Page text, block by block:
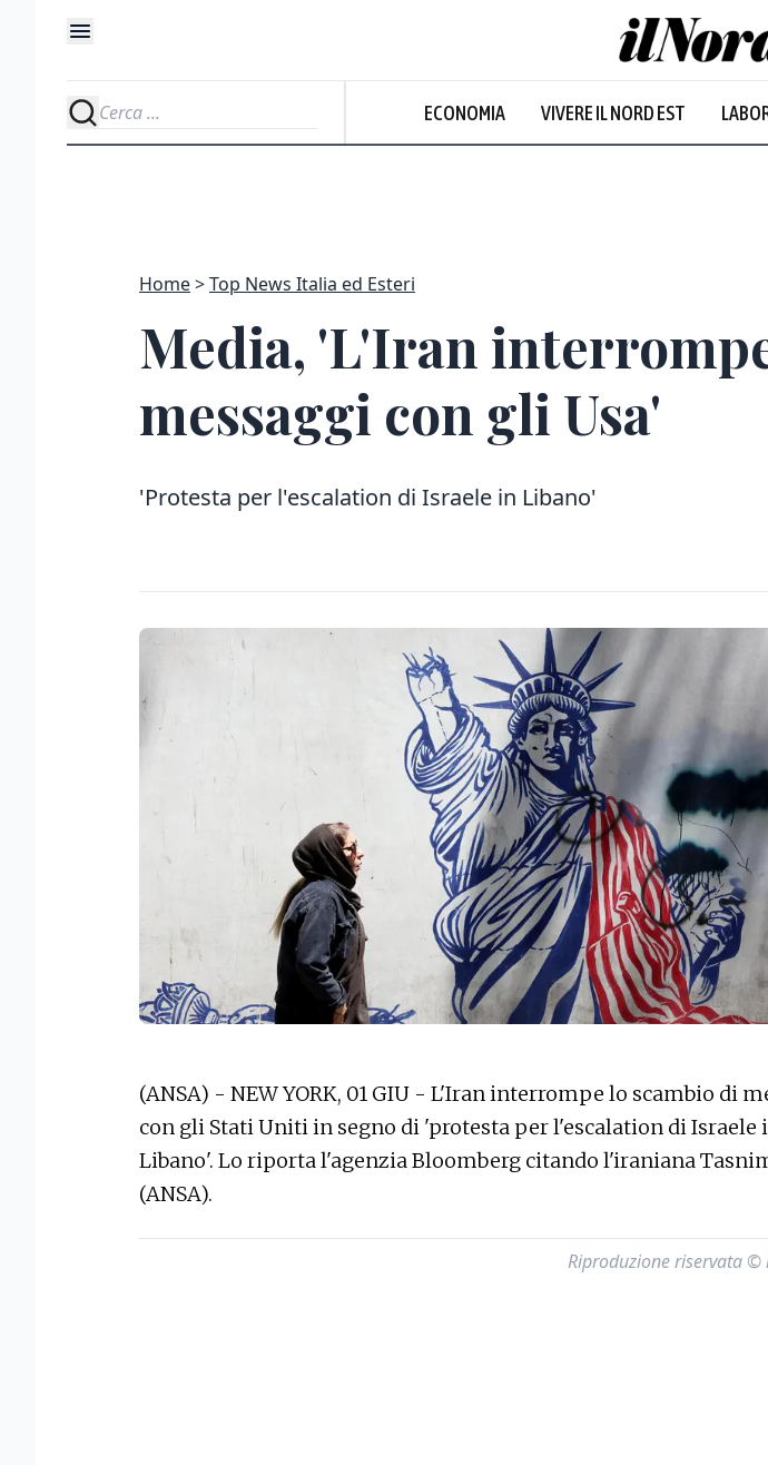
ECONOMIA VIVERE IL NORD EST
Home Top News Italia ed Esteri
Media, 'L'Iran
messaggi con gli Usa'
'Protesta per l'escalation di Israele in Libano'
(ANSA) - NEW YORK, 01 GIU - L'Iran interrompe lo scambio di
con gli Stati Uniti in segno di 'protesta per l'escalation di Israele
Libano'. Lo riporta l'agenzia Bloomberg citando l'iraniana
(ANSA).
Riproduzione riservata ©